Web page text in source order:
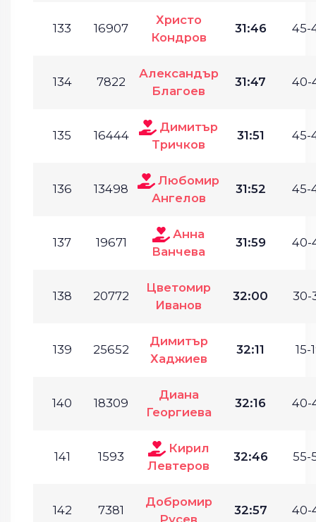
133 16907
Христо
Кондров
31:46 45-
134 7822
Александър
Благоев
31:47 40-
135 16444
Димитър
Тричков
31:51 45-
136 13498
Любомир
Ангелов
31:52 45-
137 19671
Анна
Ванчева
31:59 40-
138 20772
Цветомир
Иванов
32:00 30-
139 25652
Димитър
Хаджиев
32:11 15-
140 18309
Диана
Георгиева
32:16 40-
141 1593
Кирил
Левтеров
32:46 55-
142 7381
Добромир
Русев
32:57 40-